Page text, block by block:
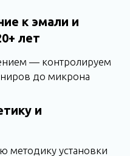
к эмали и
лет
— контролируем
до микрона
и
методику установки